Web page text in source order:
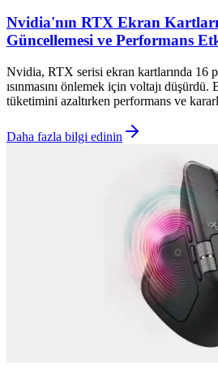
Nvidia'nın RTX Ekran
Güncellemesi ve Performans
Nvidia, RTX serisi ekran kartlarında 16
ısınmasını önlemek için voltajı
tüketimini azaltırken performans ve
Daha fazla bilgi edinin